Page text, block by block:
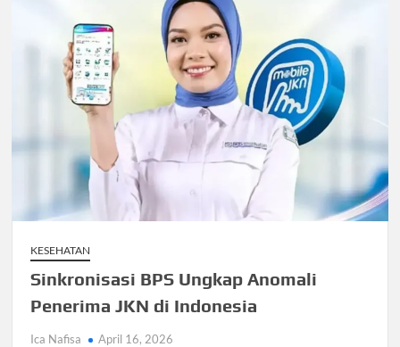
KESEHATAN
Sinkronisasi BPS Ungkap Anomali
Penerima JKN di Indonesia
Ica Nafisa April 16, 2026